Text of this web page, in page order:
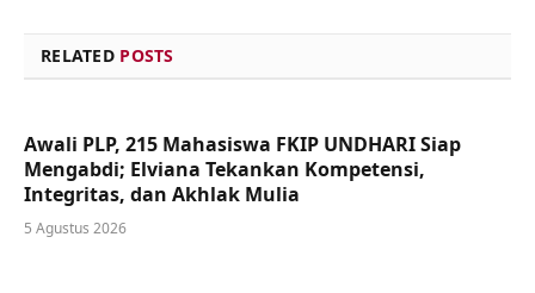
RELATED POSTS
Awali PLP, 215 Mahasiswa FKIP UNDHARI Siap
Mengabdi; Elviana Tekankan Kompetensi,
Integritas, dan Akhlak Mulia
5 Agustus 2026